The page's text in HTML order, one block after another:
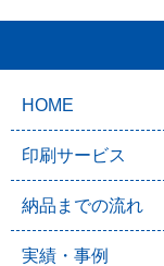
HOME
印刷サービス
納品までの流れ
実績・事例